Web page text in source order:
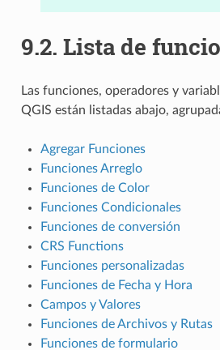
9.2. Lista de
Las funciones, operadores y
QGIS están listadas abajo,
Agregar Funciones
Funciones Arreglo
Funciones de Color
Funciones Condicionales
Funciones de conversión
CRS Functions
Funciones personalizadas
Funciones de Fecha y Hora
Campos y Valores
Funciones de Archivos y Rutas
Funciones de formulario